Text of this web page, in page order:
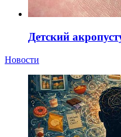
Детский
Новости